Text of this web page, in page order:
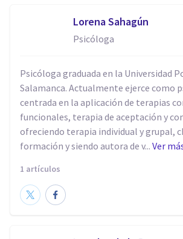
Lorena Sahagún
Psicóloga
Psicóloga graduada en la Universidad
Salamanca. Actualmente ejerce como
centrada en la aplicación de terapias
funcionales, terapia de aceptación y
ofreciendo terapia individual y grupal,
formación y siendo autora de v... Ver
1 artículos